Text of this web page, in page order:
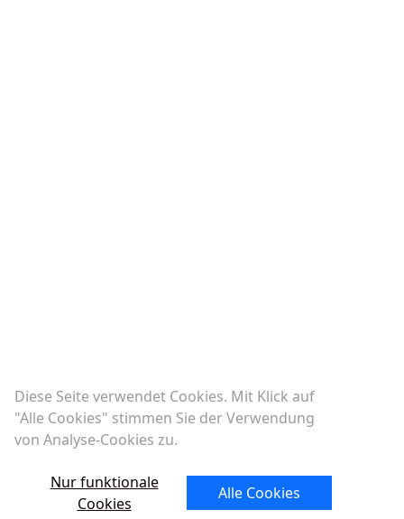
Diese Seite verwendet Cookies. Mit Klick auf
"Alle Cookies" stimmen Sie der Verwendung
von Analyse-Cookies zu.
Nur funktionale
Cookies
Alle Cookies